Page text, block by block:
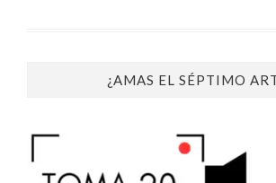
¿AMAS EL SÉPTIMO